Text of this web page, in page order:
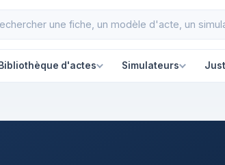
d'actes Simulateurs